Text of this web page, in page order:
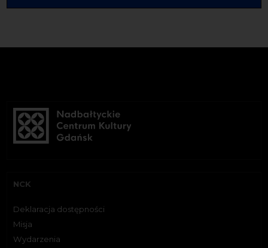
NCK
Deklaracja dostępności
Misja
Wydarzenia